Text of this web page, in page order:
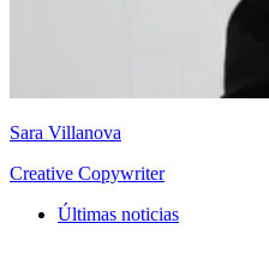
Sara Villanova
Creative Copywriter
Últimas noticias